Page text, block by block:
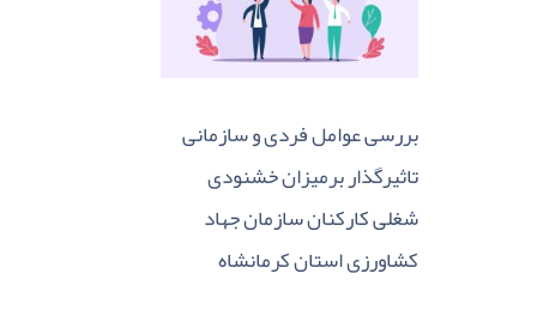
بررسی عوامل فردی و سازمانی
تاثیرگذار برمیزان خشنودی
شغلی کارکنان سازمان جهاد
کشاورزی استان کرمانشاه